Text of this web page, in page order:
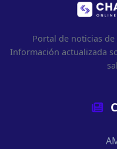
Portal de noticias
Información actualizada